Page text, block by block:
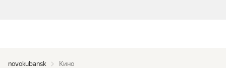
novokubansk Кино